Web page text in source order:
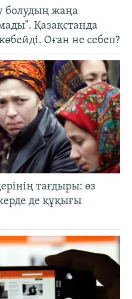
болудың жаңа
Қазақстанда
Оған не себеп?
тағдыры: өз
де құқығы